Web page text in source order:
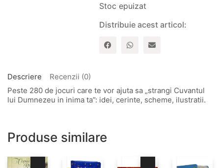
Stoc epuizat
Distribuie acest articol:
Descriere
Recenzii (0)
Peste 280 de jocuri care te vor ajuta sa „strangi Cuvantul
lui Dumnezeu in inima ta”: idei, cerinte, scheme, ilustratii.
Produse similare